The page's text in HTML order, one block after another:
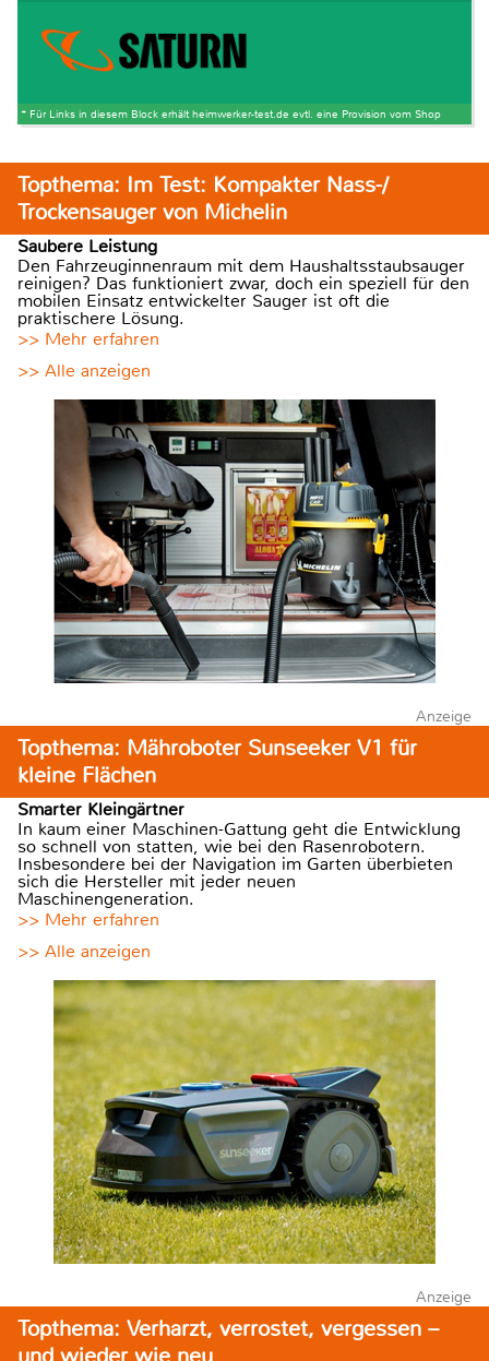
* Für Links in diesem Block erhält heimwerker-test.de evtl. eine Provision vom Shop
Topthema: Im Test: Kompakter Nass-/
Trockensauger von Michelin
Saubere Leistung
Den Fahrzeuginnenraum mit dem Haushaltsstaubsauger
reinigen? Das funktioniert zwar, doch ein speziell für den
mobilen Einsatz entwickelter Sauger ist oft die
praktischere Lösung.
>> Mehr erfahren
>> Alle anzeigen
Anzeige
Topthema: Mähroboter Sunseeker V1 für
kleine Flächen
Smarter Kleingärtner
In kaum einer Maschinen-Gattung geht die Entwicklung
so schnell von statten, wie bei den Rasenrobotern.
Insbesondere bei der Navigation im Garten überbieten
sich die Hersteller mit jeder neuen
Maschinengeneration.
>> Mehr erfahren
>> Alle anzeigen
Anzeige
Topthema: Verharzt, verrostet, vergessen –